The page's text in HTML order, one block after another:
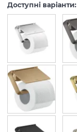
Доступні варіанти: